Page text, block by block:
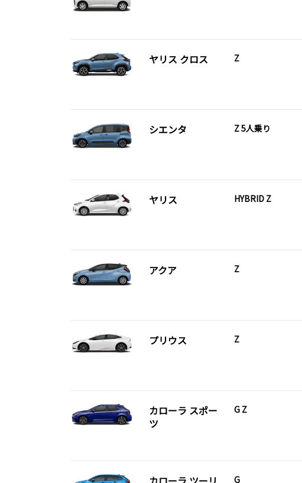
ヤリス クロス Z
シエンタ Z 5人乗り
ヤリス HYBRID Z
アクア Z
プリウス Z
カローラ スポー
ツ
G Z
G